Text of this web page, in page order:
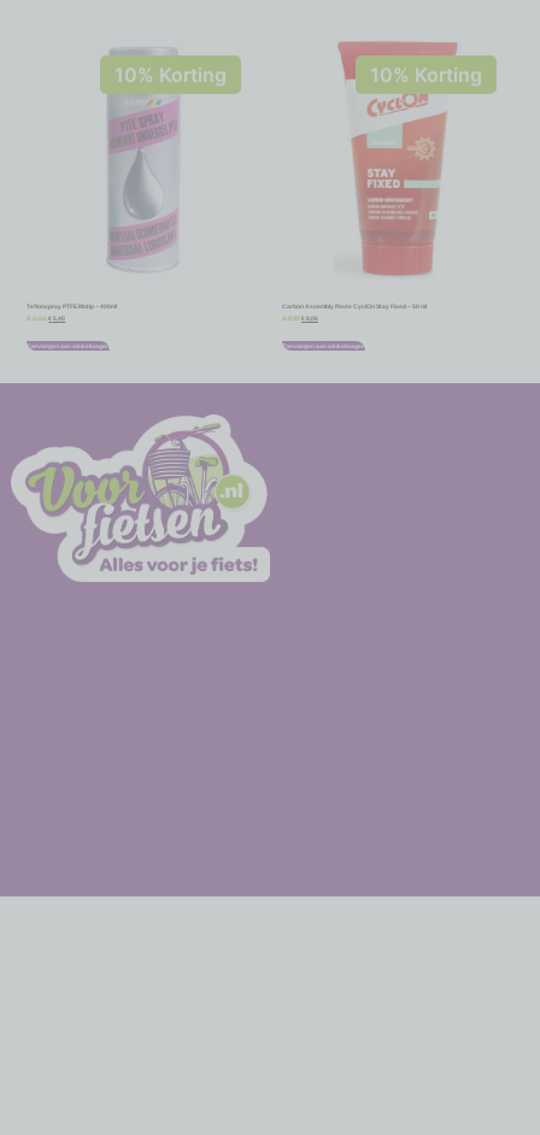
10% Korting
Teflonspray PTFE Motip – 400ml
€ 6,00 € 5,40
Toevoegen aan winkelwagen
10% Korting
Carbon Assembly Paste CyclOn Stay Fixed – 50 ml
€ € 8,06
Toevoegen aan winkelwagen